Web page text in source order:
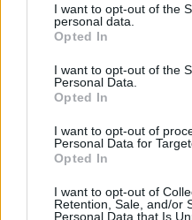
not limited to your visit or
grant or deny consent to
use your data for below
consent section.
I want to opt-out of the
personal data.
Opted In
I want to opt-out of the
Personal Data.
Opted In
I want to opt-out of
Personal Data for
Opted In
I want to opt-out of
Retention, Sale, and/or
Personal Data that Is